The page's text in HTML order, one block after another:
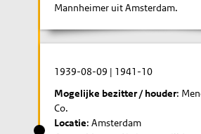
Mannheimer uit Amsterdam.
1939-08-09 | 1941-10
Mogelijke bezitter / houder:
Co.
Locatie: Amsterdam